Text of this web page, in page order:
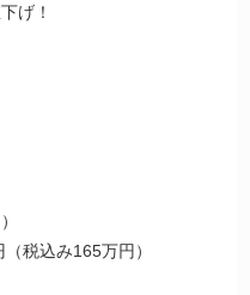
げ！
税込み165万円）